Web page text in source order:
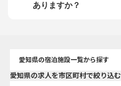
ありますか？
愛知県の宿泊施設一覧から探す
愛知県の求人を市区町村で絞り込む